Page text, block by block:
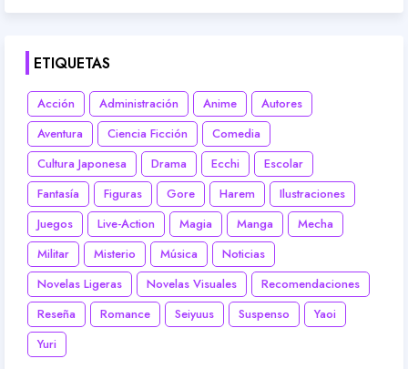
ETIQUETAS
Acción Administración Anime
Autores
Aventura
Ciencia Ficción
Comedia
Cultura Japonesa
Drama Ecchi
Escolar
Fantasía
Figuras Gore Harem
Ilustraciones
Juegos
Live-Action Magia Manga
Mecha
Militar
Misterio Música
Noticias
Novelas Ligeras
Novelas Visuales
Recomendaciones
Reseña
Romance Seiyuus Suspenso
Yaoi
Yuri